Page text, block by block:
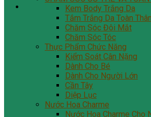
Kem Body Trắng Da
Tắm Trắng Da Toàn Thân
Chăm Sóc Đôi Mắt
Chăm Sóc Tóc
Thực Phẩm Chức Năng
Kiểm Soát Cân Nặng
Dành Cho Bé
Dành Cho Người Lớn
Cần Tây
Diệp Lục
Nước Hoa Charme
Nước Hoa Charme Cho